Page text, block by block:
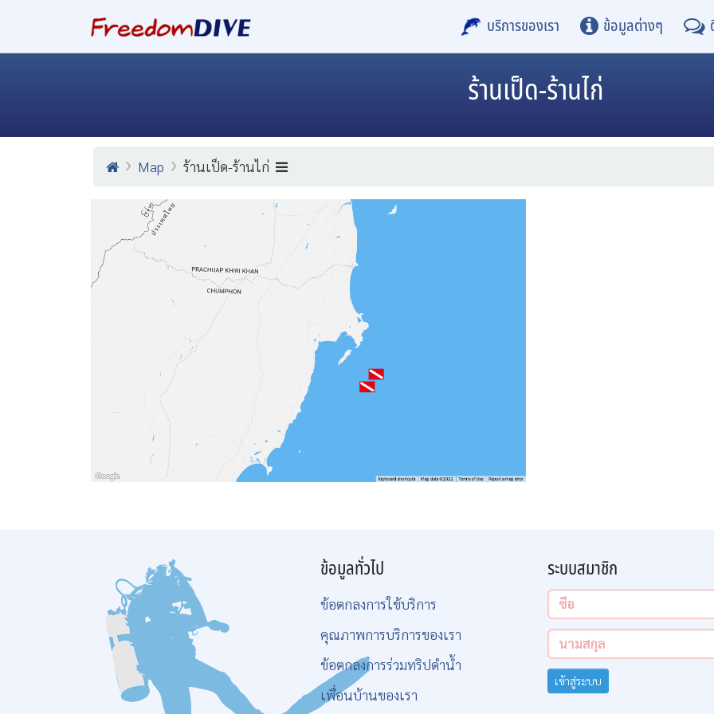
บริการของเรา ข้อมูลต่างๆ
ร้านเป็ด-ร้านไก่
Map ร้านเป็ด-ร้านไก่
ข้อมูลทั่วไป
ข้อตกลงการใช้บริการ
คุณภาพการบริการของเรา
ข้อตกลงการร่วมทริปดำน้ำ
เพื่อนบ้านของเรา
ระบบสมาชิก
เข้าสู่ระบบ